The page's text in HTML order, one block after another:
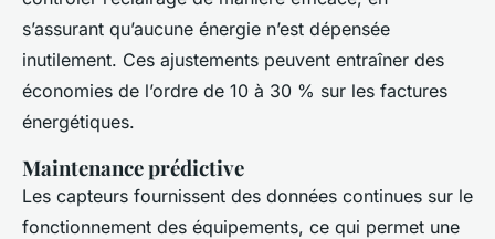
s’assurant qu’aucune énergie n’est dépensée
inutilement. Ces ajustements peuvent entraîner des
économies de l’ordre de 10 à 30 % sur les factures
énergétiques.
Maintenance prédictive
Les capteurs fournissent des données continues sur le
fonctionnement des équipements, ce qui permet une